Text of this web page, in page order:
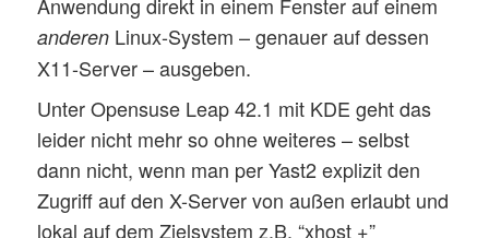
anderen Linux-System – genauer auf dessen
X11-Server – ausgeben.
Unter Opensuse Leap 42.1 mit KDE geht das
leider nicht mehr so ohne weiteres – selbst
dann nicht, wenn man per Yast2 explizit den
Zugriff auf den X-Server von außen erlaubt und
lokal auf dem Zielsystem z.B. “xhost +”